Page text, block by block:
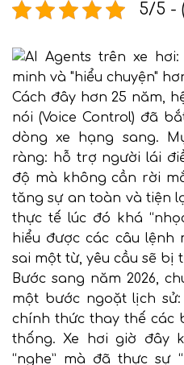
5/5 -
Cách đây hơn 25 năm,
nói (Voice Control) đã
dòng xe hạng sang.
ràng: hỗ trợ người lái
độ mà không cần rời
tăng sự an toàn và tiện
thực tế lúc đó khá
hiểu được các câu lệnh
sai một từ, yêu cầu sẽ bị
Bước sang năm 2026,
một bước ngoặt lịch sử:
chính thức thay thế các
thống. Xe hơi giờ đây
“nghe” mà đã thực sự